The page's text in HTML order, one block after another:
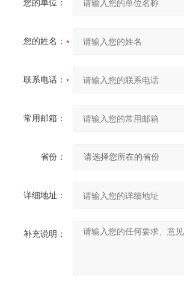
您的单位：
您的姓名：
联系电话：
常用邮箱：
省份：
详细地址：
补充说明：